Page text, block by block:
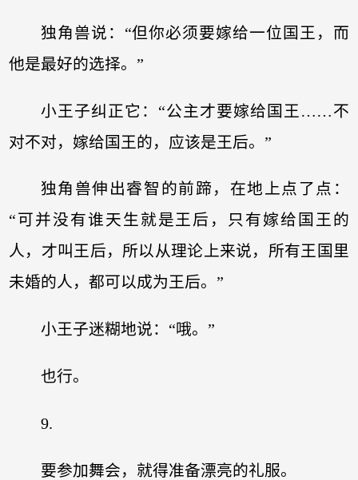
独角兽说：“但你必须要嫁给一位国王，而
他是最好的选择。”
小王子纠正它：“公主才要嫁给国王……不
对不对，嫁给国王的，应该是王后。”
独角兽伸出睿智的前蹄，在地上点了点：
“可并没有谁天生就是王后，只有嫁给国王的
人，才叫王后，所以从理论上来说，所有王国里
未婚的人，都可以成为王后。”
小王子迷糊地说：“哦。”
也行。
9.
要参加舞会，就得准备漂亮的礼服。